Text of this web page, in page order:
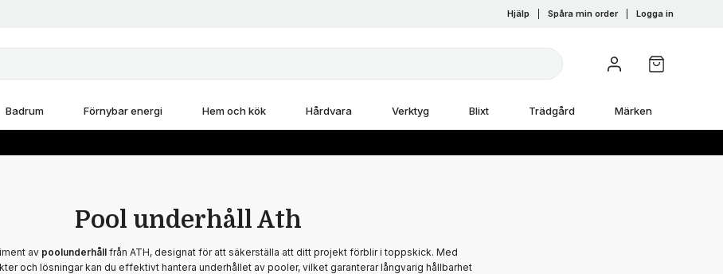
Hjälp Spåra min order Logga in
Badrum Förnybar energi Hem och kök Hårdvara Verktyg Blixt Trädgård Märken
Pool underhåll Ath
av poolunderhållfrån ATH, designat för att säkerställa att ditt projekt förblir i toppskick. Med
och lösningar kan du effektivt hantera underhållet av pooler, vilket garanterar långvarig hållbarhet